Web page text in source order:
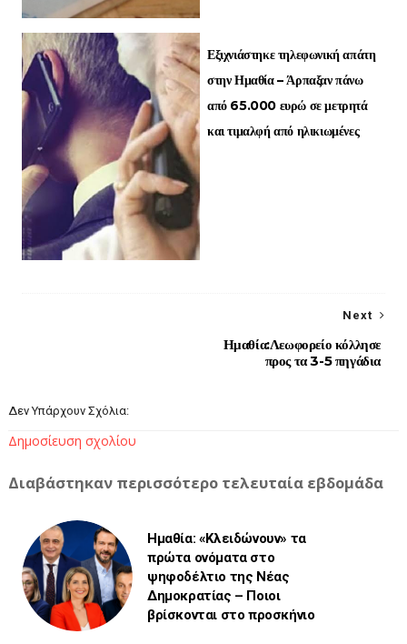
Εξιχνιάστηκε τηλεφωνική απάτη
στην Ημαθία – Άρπαξαν πάνω
από 65.000 ευρώ σε μετρητά
και τιμαλφή από ηλικιωμένες
Next
Ημαθία:Λεωφορείο κόλλησε
προς τα 3-5 πηγάδια
Δεν Υπάρχουν Σχόλια:
Δημοσίευση σχολίου
Διαβάστηκαν περισσότερο τελευταία εβδομάδα
Ημαθία: «Κλειδώνουν» τα
πρώτα ονόματα στο
ψηφοδέλτιο της Νέας
Δημοκρατίας – Ποιοι
βρίσκονται στο προσκήνιο